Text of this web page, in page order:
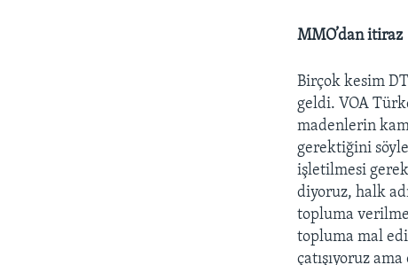
MMO’dan itiraz
Birçok kesim
geldi. VOA
madenlerin
gerektiğini
işletilmesi
diyoruz, halk
topluma
topluma mal
çatışıyoruz